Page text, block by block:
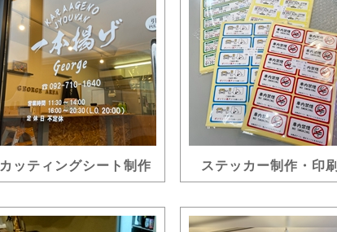
カッティングシート制作 ステッカー制作・印刷